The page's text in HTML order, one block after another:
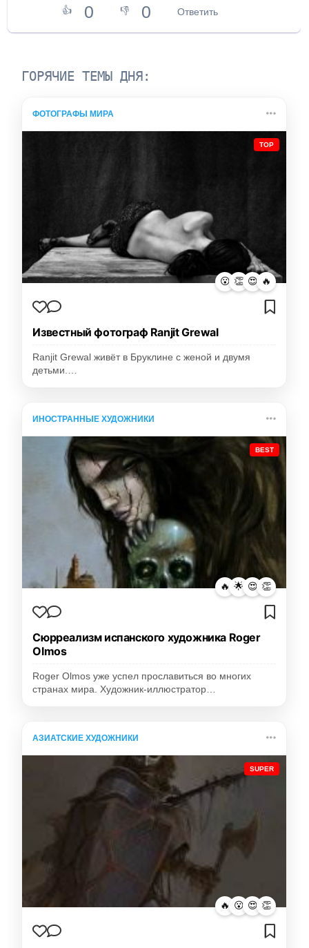
👍 0 👎 0 Ответить
ГОРЯЧИЕ ТЕМЫ ДНЯ:
ФОТОГРАФЫ МИРА
TOP
😮 👏 😍 🔥
Известный фотограф Ranjit Grewal
Ranjit Grewal живёт в Бруклине с женой и двумя
детьми.…
ИНОСТРАННЫЕ ХУДОЖНИКИ
BEST
🔥 🌟 😍 👏
Сюрреализм испанского художника Roger
Olmos
Roger Olmos уже успел прославиться во многих
странах мира. Художник-иллюстратор…
АЗИАТСКИЕ ХУДОЖНИКИ
SUPER
🔥 😮 😍 👏